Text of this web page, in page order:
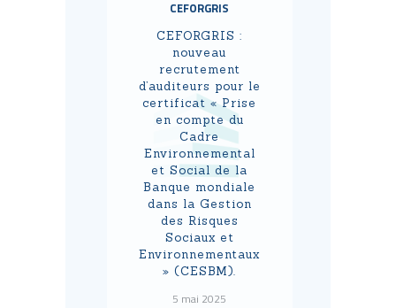
CEFORGRIS
CEFORGRIS :
nouveau
recrutement
d’auditeurs pour le
certificat « Prise
en compte du
Cadre
Environnemental
et Social de la
Banque mondiale
dans la Gestion
des Risques
Sociaux et
Environnementaux
» (CESBM).
5 mai 2025